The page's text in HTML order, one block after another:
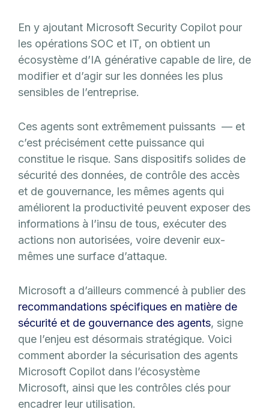
En y ajoutant Microsoft Security Copilot pour
les opérations SOC et IT, on obtient un
écosystème d’IA générative capable de lire, de
modifier et d’agir sur les données les plus
sensibles de l’entreprise.
Ces agents sont extrêmement puissants — et
c’est précisément cette puissance qui
constitue le risque. Sans dispositifs solides de
sécurité des données, de contrôle des accès
et de gouvernance, les mêmes agents qui
améliorent la productivité peuvent exposer des
informations à l’insu de tous, exécuter des
actions non autorisées, voire devenir eux-
mêmes une surface d’attaque.
Microsoft a d’ailleurs commencé à publier des
recommandations spécifiques en matière de
sécurité et de gouvernance des agents, signe
que l’enjeu est désormais stratégique. Voici
comment aborder la sécurisation des agents
Microsoft Copilot dans l’écosystème
Microsoft, ainsi que les contrôles clés pour
encadrer leur utilisation.